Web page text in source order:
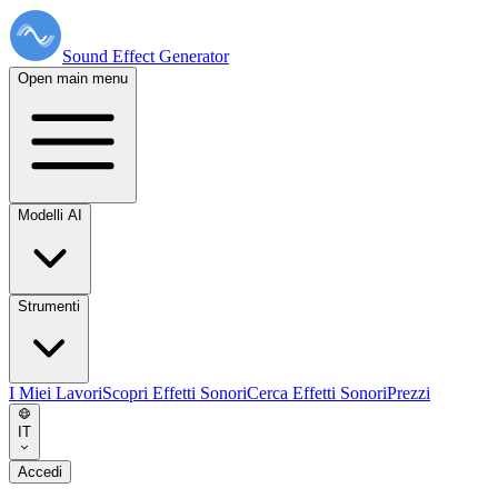
Sound Effect Generator
Open main menu
Modelli AI
Strumenti
I Miei LavoriScopri Effetti SonoriCerca Effetti SonoriPrezzi
IT
Accedi